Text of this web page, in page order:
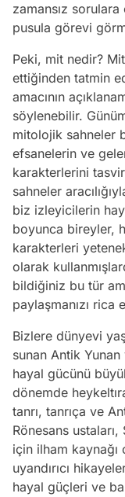
zamansız
pusula görevi
Peki, mit nedir?
ettiğinden tatmin
amacının
söylenebilir.
mitolojik sahneler
efsanelerin ve
karakterlerini
sahneler
biz izleyicilerin
boyunca bireyler,
karakterleri
olarak
bildiğiniz bu tür
paylaşmanızı rica
Bizlere dünyevi
sunan Antik Yunan
hayal gücünü
dönemde
tanrı, tanrıça ve
Rönesans
için ilham
uyandırıcı
hayal güçleri ve